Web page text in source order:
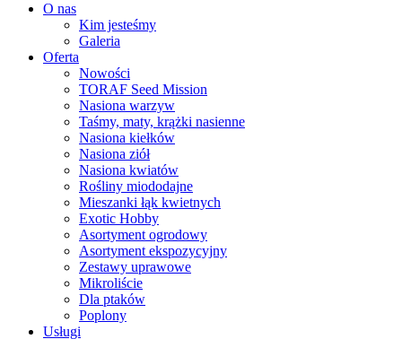
O nas
Kim jesteśmy
Galeria
Oferta
Nowości
TORAF Seed Mission
Nasiona warzyw
Taśmy, maty, krążki nasienne
Nasiona kiełków
Nasiona ziół
Nasiona kwiatów
Rośliny miododajne
Mieszanki łąk kwietnych
Exotic Hobby
Asortyment ogrodowy
Asortyment ekspozycyjny
Zestawy uprawowe
Mikroliście
Dla ptaków
Poplony
Usługi